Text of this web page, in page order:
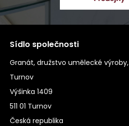
Sídlo společnosti
Granát, družstvo umělecké výroby,
Turnov
Výšinka 1409
511 01 Turnov
Česká republika